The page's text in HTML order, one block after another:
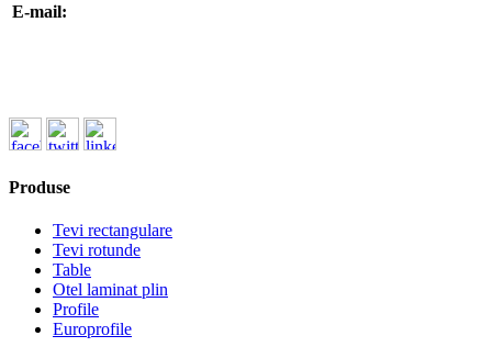
E-mail:
Produse
Tevi rectangulare
Tevi rotunde
Table
Otel laminat plin
Profile
Europrofile